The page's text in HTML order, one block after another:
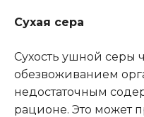
Сухая сера
Сухость ушной серы
обезвоживанием
недостаточным
рационе. Это может